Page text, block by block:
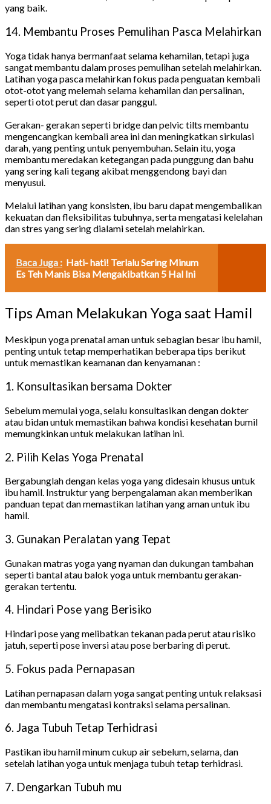
yang baik.
14. Membantu Proses Pemulihan Pasca Melahirkan
Yoga tidak hanya bermanfaat selama kehamilan, tetapi juga
sangat membantu dalam proses pemulihan setelah melahirkan.
Latihan yoga pasca melahirkan fokus pada penguatan kembali
otot-otot yang melemah selama kehamilan dan persalinan,
seperti otot perut dan dasar panggul.
Gerakan- gerakan seperti bridge dan pelvic tilts membantu
mengencangkan kembali area ini dan meningkatkan sirkulasi
darah, yang penting untuk penyembuhan. Selain itu, yoga
membantu meredakan ketegangan pada punggung dan bahu
yang sering kali tegang akibat menggendong bayi dan
menyusui.
Melalui latihan yang konsisten, ibu baru dapat mengembalikan
kekuatan dan fleksibilitas tubuhnya, serta mengatasi kelelahan
dan stres yang sering dialami setelah melahirkan.
Baca Juga : Hati- hati! Terlalu Sering Minum
Es Teh Manis Bisa Mengakibatkan 5 Hal Ini
Tips Aman Melakukan Yoga saat Hamil
Meskipun yoga prenatal aman untuk sebagian besar ibu hamil,
penting untuk tetap memperhatikan beberapa tips berikut
untuk memastikan keamanan dan kenyamanan :
1. Konsultasikan bersama Dokter
Sebelum memulai yoga, selalu konsultasikan dengan dokter
atau bidan untuk memastikan bahwa kondisi kesehatan bumil
memungkinkan untuk melakukan latihan ini.
2. Pilih Kelas Yoga Prenatal
Bergabunglah dengan kelas yoga yang didesain khusus untuk
ibu hamil. Instruktur yang berpengalaman akan memberikan
panduan tepat dan memastikan latihan yang aman untuk ibu
hamil.
3. Gunakan Peralatan yang Tepat
Gunakan matras yoga yang nyaman dan dukungan tambahan
seperti bantal atau balok yoga untuk membantu gerakan-
gerakan tertentu.
4. Hindari Pose yang Berisiko
Hindari pose yang melibatkan tekanan pada perut atau risiko
jatuh, seperti pose inversi atau pose berbaring di perut.
5. Fokus pada Pernapasan
Latihan pernapasan dalam yoga sangat penting untuk relaksasi
dan membantu mengatasi kontraksi selama persalinan.
6. Jaga Tubuh Tetap Terhidrasi
Pastikan ibu hamil minum cukup air sebelum, selama, dan
setelah latihan yoga untuk menjaga tubuh tetap terhidrasi.
7. Dengarkan Tubuh mu